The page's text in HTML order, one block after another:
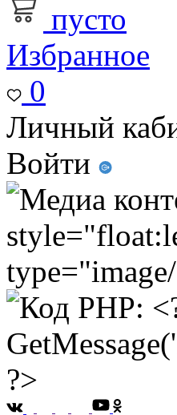
пусто
Избранное
0
Личный
Войти